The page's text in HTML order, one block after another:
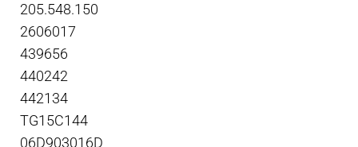
205.548.150
2606017
439656
440242
442134
TG15C144
06D903016D